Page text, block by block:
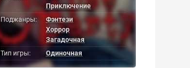
Приключение
Поджанры:
Фэнтези
Хоррор
Загадочная
Тип игры:
Одиночная